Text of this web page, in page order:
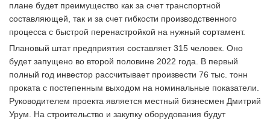
плане будет преимущество как за счет транспортной
составляющей, так и за счет гибкости производственного
процесса с быстрой перенастройкой на нужный сортамент.
Плановый штат предприятия составляет 315 человек. Оно
будет запущено во второй половине 2022 года. В первый
полный год инвестор рассчитывает произвести 76 тыс. тонн
проката с постепенным выходом на номинальные показатели.
Руководителем проекта является местный бизнесмен Дмитрий
Урум. На строительство и закупку оборудования будут